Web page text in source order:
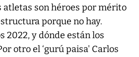
atletas son héroes por mérito
porque no hay.
2022, y dónde están los
otro el ‘gurú paisa' Carlos